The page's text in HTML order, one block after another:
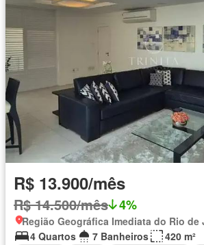
R$ 13.900/mês
R$ 14.500/mês 4%
4 Quartos
7 Banheiros
420 m²